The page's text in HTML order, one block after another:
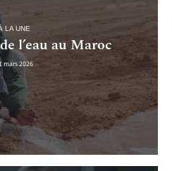
LA UNE
l’eau au Maroc
mars 2026